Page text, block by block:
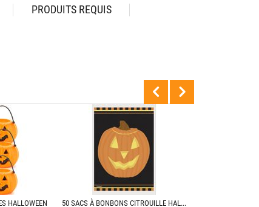
PRODUITS REQUIS
HALLOWEEN 50 SACS À BONBONS CITROUILLE HALLOWEEN